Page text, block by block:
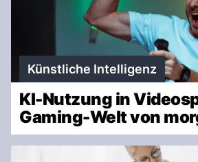
Künstliche Intelligenz
KI-Nutzung in
Gaming-Welt von